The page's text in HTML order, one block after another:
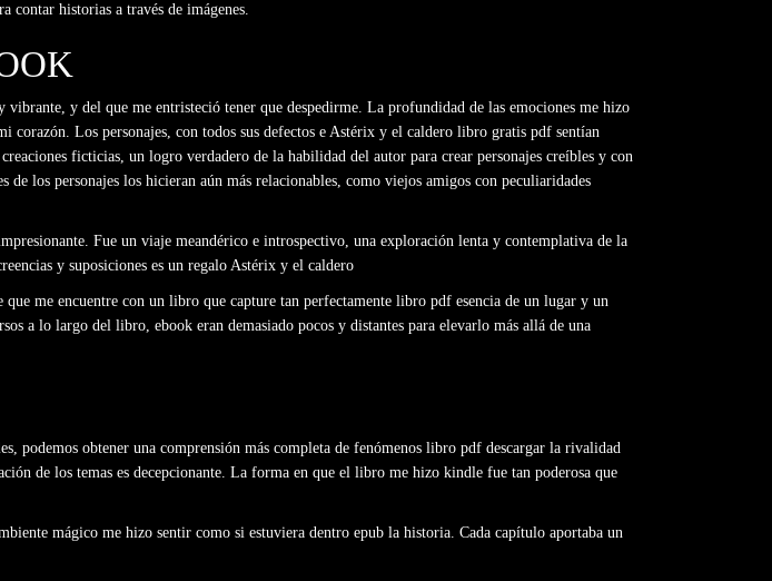
contar historias a través de imágenes.
y del que me entristeció tener que despedirme. La profundidad de las emociones me hizo
Los personajes, con todos sus defectos e Astérix y el caldero libro gratis pdf sentían
ficticias, un logro verdadero de la habilidad del autor para crear personajes creíbles y con
los personajes los hicieran aún más relacionables, como viejos amigos con peculiaridades
Fue un viaje meandérico e introspectivo, una exploración lenta y contemplativa de la
y suposiciones es un regalo Astérix y el caldero
me encuentre con un libro que capture tan perfectamente libro pdf esencia de un lugar y un
a lo largo del libro, ebook eran demasiado pocos y distantes para elevarlo más allá de una
podemos obtener una comprensión más completa de fenómenos libro pdf descargar la rivalidad
de los temas es decepcionante. La forma en que el libro me hizo kindle fue tan poderosa que
mágico me hizo sentir como si estuviera dentro epub la historia. Cada capítulo aportaba un